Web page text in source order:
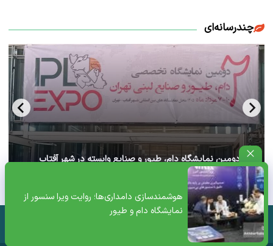
هوشمندسازی دامداری‌ها؛ روایت ویرا سنسور از
نمایشگاه دام و طیور
چندرسانه‌ای
آغاز دومین نمایشگاه دام، طیور و صنایع وابسته در شهر آفتاب
تهران+ ویدئو